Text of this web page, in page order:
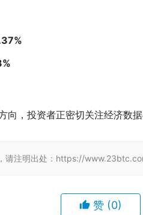
向，投资者正密切关注经济数据
请注明出处：https://
赞 (0)